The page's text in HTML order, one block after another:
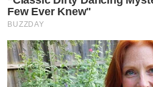
Few Ever Knew"
BUZZDAY